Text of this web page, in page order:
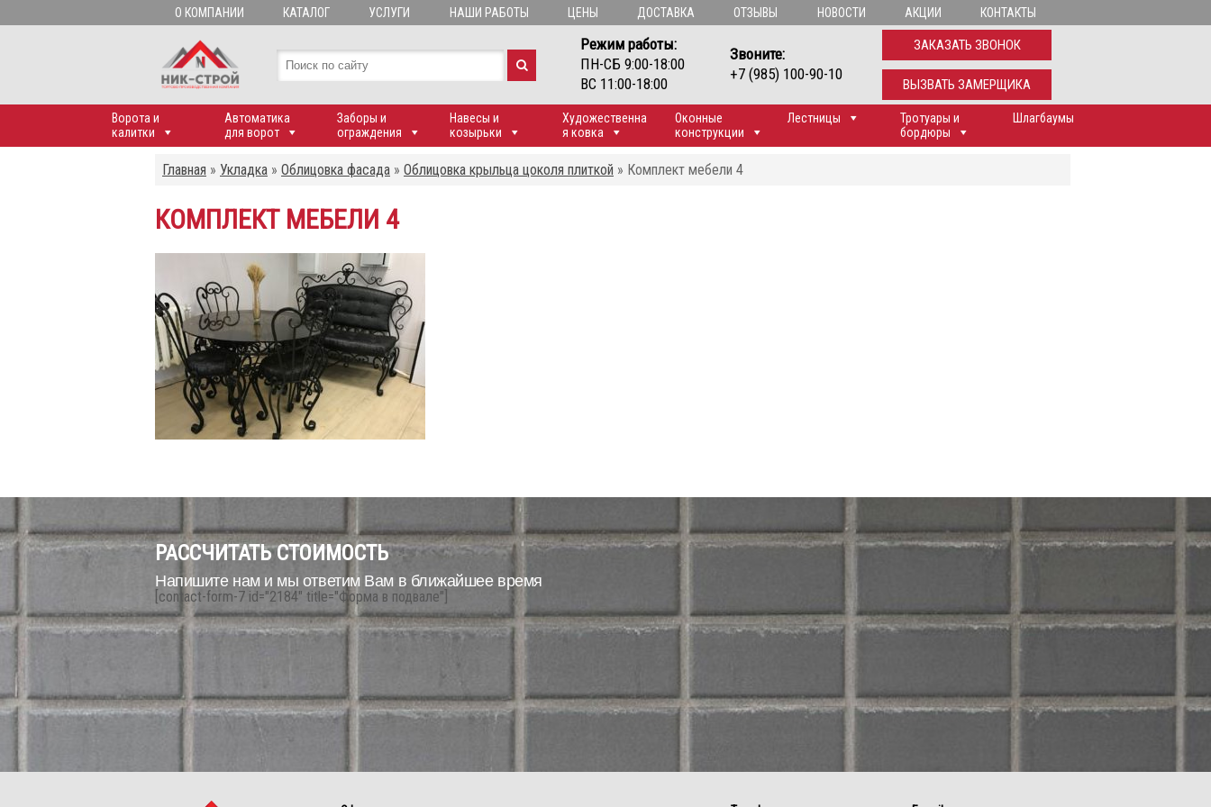
О КОМПАНИИ КАТАЛОГ УСЛУГИ НАШИ РАБОТЫ ЦЕНЫ ДОСТАВКА ОТЗЫВЫ НОВОСТИ АКЦИИ КОНТАКТЫ
Режим работы:
ПН-СБ 9:00-18:00
ВС 11:00-18:00
Звоните:
+7 (985) 100-90-10
ЗАКАЗАТЬ ЗВОНОК
ВЫЗВАТЬ ЗАМЕРЩИКА
Ворота и
калитки
Автоматика
для ворот
Заборы и
ограждения
Навесы и
козырьки
Художественна
я ковка
Оконные
конструкции
Лестницы
Тротуары и
бордюры
Шлагбаумы
Главная » Укладка » Облицовка фасада » Облицовка крыльца цоколя плиткой » Комплект мебели 4
КОМПЛЕКТ МЕБЕЛИ 4
РАССЧИТАТЬ СТОИМОСТЬ
Напишите нам и мы ответим Вам в ближайшее время
[contact-form-7 id="2184" title="Форма в подвале"]